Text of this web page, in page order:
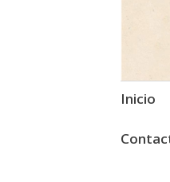
Saltar
Inicio